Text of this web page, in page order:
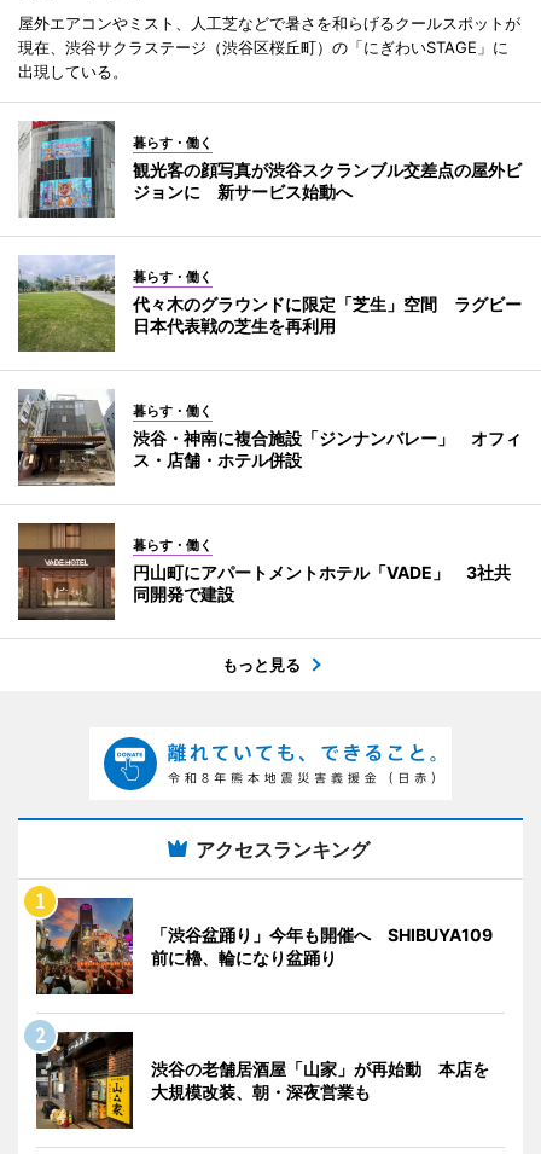
屋外エアコンやミスト、人工芝などで暑さを和らげるクールスポットが
現在、渋谷サクラステージ（渋谷区桜丘町）の「にぎわいSTAGE」に
出現している。
暮らす・働く
観光客の顔写真が渋谷スクランブル交差点の屋外ビ
ジョンに 新サービス始動へ
暮らす・働く
代々木のグラウンドに限定「芝生」空間 ラグビー
日本代表戦の芝生を再利用
暮らす・働く
渋谷・神南に複合施設「ジンナンバレー」 オフィ
ス・店舗・ホテル併設
暮らす・働く
円山町にアパートメントホテル「VADE」 3社共
同開発で建設
もっと見る
アクセスランキング
「渋谷盆踊り」今年も開催へ SHIBUYA109
前に櫓、輪になり盆踊り
渋谷の老舗居酒屋「山家」が再始動 本店を
大規模改装、朝・深夜営業も